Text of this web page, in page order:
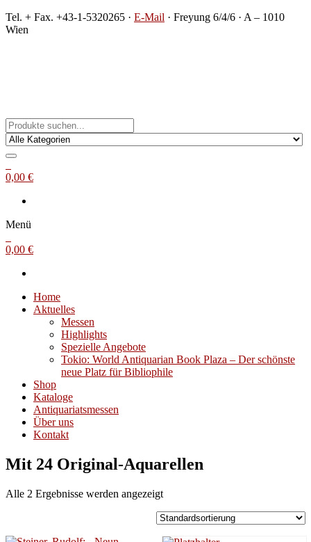
Zum
Inhalt
Tel. + Fax. +43-1-5320265 · E-Mail · Freyung 6/4/6 · A – 1010
Wien
0,00 €
Menü
0,00 €
Home
Aktuelles
Messen
Highlights
Spezielle Angebote
Tokio: World Antiquarian Book Plaza – Der schönste
neue Platz für Bibliophile
Shop
Kataloge
Antiquariatsmessen
Über uns
Kontakt
Mit 24 Original-Aquarellen
Alle 2 Ergebnisse werden angezeigt